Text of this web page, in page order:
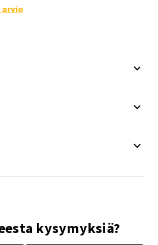
kysymyksiä?